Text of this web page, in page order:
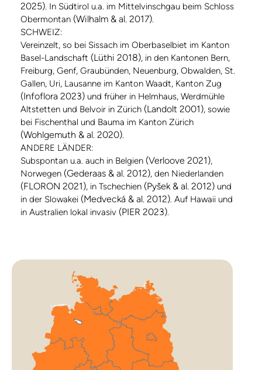
2025). In Südtirol u.a. im Mittelvinschgau beim Schloss
Obermontan (Wilhalm & al. 2017).
SCHWEIZ:
Vereinzelt, so bei Sissach im Oberbaselbiet im Kanton
Basel-Landschaft (Lüthi 2018), in den Kantonen Bern,
Freiburg, Genf, Graubünden, Neuenburg, Obwalden, St.
Gallen, Uri, Lausanne im Kanton Waadt, Kanton Zug
(Infoflora 2023) und früher in Helmhaus, Werdmühle
Altstetten und Belvoir in Zürich (Landolt 2001), sowie
bei Fischenthal und Bauma im Kanton Zürich
(Wohlgemuth & al. 2020).
ANDERE LÄNDER:
Subspontan u.a. auch in Belgien (Verloove 2021),
Norwegen (Gederaas & al. 2012), den Niederlanden
(FLORON 2021), in Tschechien (Pyšek & al. 2012) und
in der Slowakei (Medvecká & al. 2012). Auf Hawaii und
in Australien lokal invasiv (PIER 2023).